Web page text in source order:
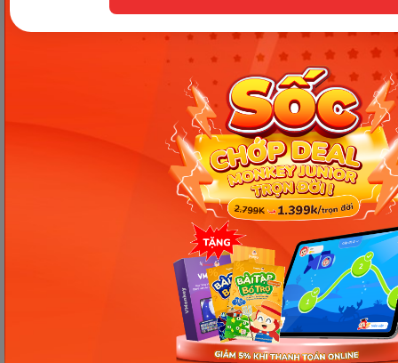
thở khò khè khi ngủ ở trẻ nhỏ. Từ đó biết cách áp
dụng các biện pháp hỗ trợ cải thiện giấc ngủ của bé
giúp bé ngủ ngon hơn.
Chia sẻ ngay
Thông tin trong bài viết được tổng hợp nhằm
mục đích tham khảo và có thể thay đổi mà
không cần báo trước. Quý khách vui lòng
kiểm tra lại qua các kênh chính thức hoặc liên
hệ trực tiếp với đơn vị liên quan để nắm bắt